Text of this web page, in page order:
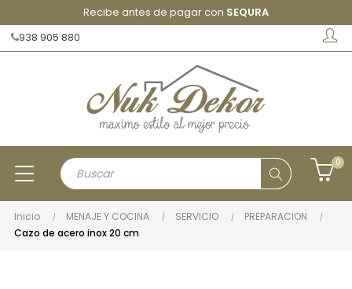
Recibe antes de pagar con SEQURA
938 905 880
0
Inicio MENAJE Y COCINA SERVICIO
PREPARACION
Cazo de acero inox 20 cm